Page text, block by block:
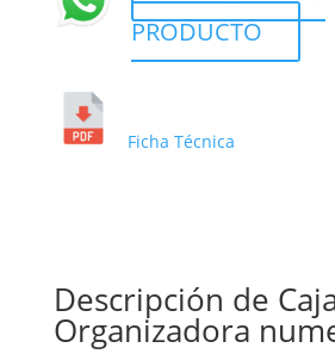
PRODUCTO
Ficha Técnica
Descripción de
Organizadora